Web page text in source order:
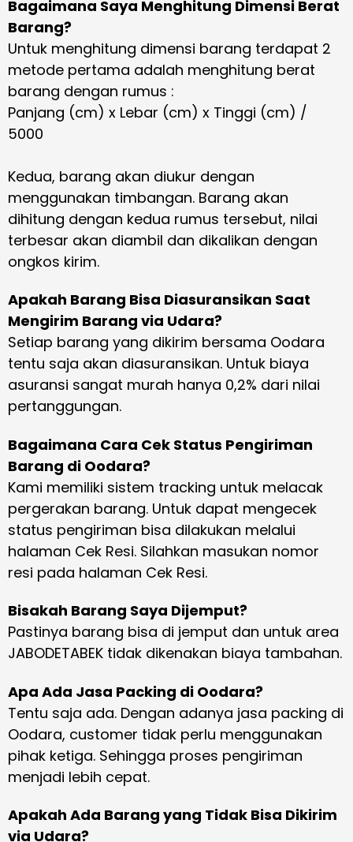
Bagaimana Saya Menghitung Dimensi Berat
Barang?
Untuk menghitung dimensi barang terdapat 2
metode pertama adalah menghitung berat
barang dengan rumus :
Panjang (cm) x Lebar (cm) x Tinggi (cm) /
5000
Kedua, barang akan diukur dengan
menggunakan timbangan. Barang akan
dihitung dengan kedua rumus tersebut, nilai
terbesar akan diambil dan dikalikan dengan
ongkos kirim.
Apakah Barang Bisa Diasuransikan Saat
Mengirim Barang via Udara?
Setiap barang yang dikirim bersama Oodara
tentu saja akan diasuransikan. Untuk biaya
asuransi sangat murah hanya 0,2% dari nilai
pertanggungan.
Bagaimana Cara Cek Status Pengiriman
Barang di Oodara?
Kami memiliki sistem tracking untuk melacak
pergerakan barang. Untuk dapat mengecek
status pengiriman bisa dilakukan melalui
halaman Cek Resi. Silahkan masukan nomor
resi pada halaman Cek Resi.
Bisakah Barang Saya Dijemput?
Pastinya barang bisa di jemput dan untuk area
JABODETABEK tidak dikenakan biaya tambahan.
Apa Ada Jasa Packing di Oodara?
Tentu saja ada. Dengan adanya jasa packing di
Oodara, customer tidak perlu menggunakan
pihak ketiga. Sehingga proses pengiriman
menjadi lebih cepat.
Apakah Ada Barang yang Tidak Bisa Dikirim
via Udara?